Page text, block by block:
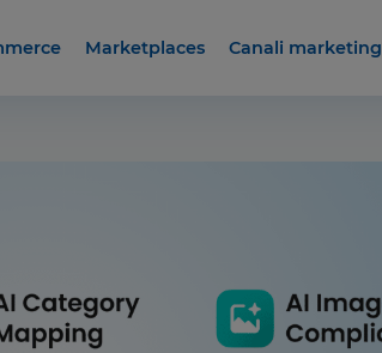
Marketplaces Canali marketing